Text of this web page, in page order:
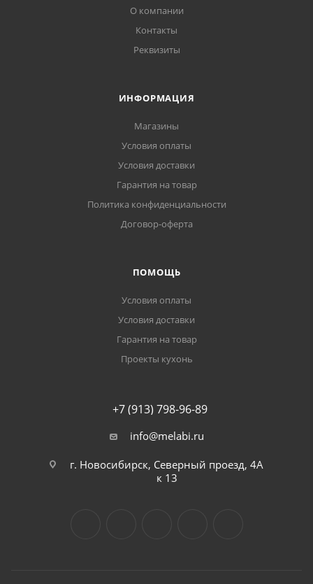
О компании
Контакты
Реквизиты
ИНФОРМАЦИЯ
Магазины
Условия оплаты
Условия доставки
Гарантия на товар
Политика конфиденциальности
Договор-оферта
ПОМОЩЬ
Условия оплаты
Условия доставки
Гарантия на товар
Проекты кухонь
+7 (913) 798-96-89
info@melabi.ru
г. Новосибирск, Северный проезд, 4А
к 13